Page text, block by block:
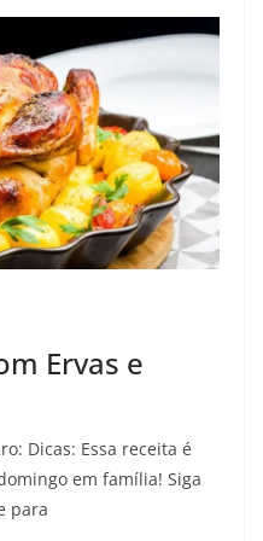
Ervas e
Dicas: Essa receita é
em família! Siga
para